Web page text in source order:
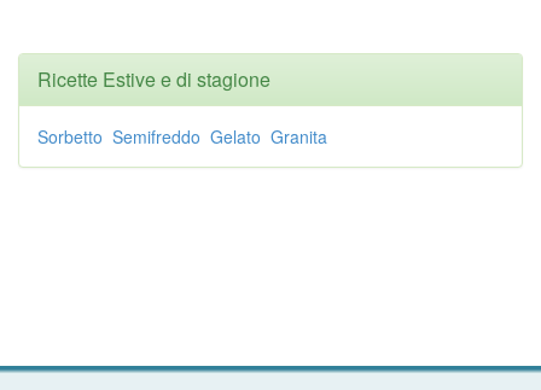
Ricette Estive e di stagione
Sorbetto Semifreddo Gelato Granita